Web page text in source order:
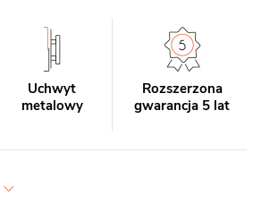
Uchwyt
metalowy
Rozszerzona
gwarancja 5 lat